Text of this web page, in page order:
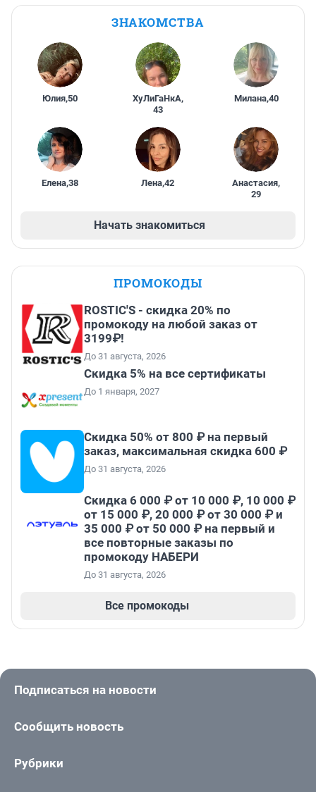
ЗНАКОМСТВА
Юлия,50 ХуЛиГаНкА,
43
Милана,40
Елена,38 Лена,42 Анастасия,
29
Начать знакомиться
ПРОМОКОДЫ
ROSTIC'S - скидка 20% по
промокоду на любой заказ от
3199₽!
До 31 августа, 2026
Скидка 5% на все сертификаты
До 1 января, 2027
Скидка 50% от 800 ₽ на первый
заказ, максимальная скидка 600 ₽
До 31 августа, 2026
Скидка 6 000 ₽ от 10 000 ₽, 10 000 ₽
от 15 000 ₽, 20 000 ₽ от 30 000 ₽ и
35 000 ₽ от 50 000 ₽ на первый и
все повторные заказы по
промокоду НАБЕРИ
До 31 августа, 2026
Все промокоды
Подписаться на новости
Сообщить новость
Рубрики